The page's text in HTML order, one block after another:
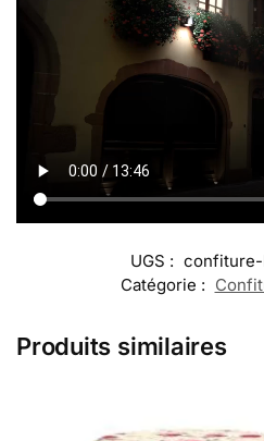
UGS :
Catégorie :
Produits similaires